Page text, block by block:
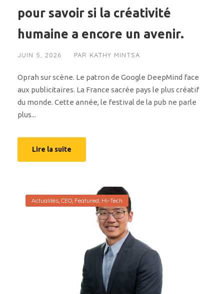
pour savoir si la créativité
humaine a encore un avenir.
JUIN 5, 2026 PAR KATHY MINTSA
Oprah sur scène. Le patron de Google DeepMind face
aux publicitaires. La France sacrée pays le plus créatif
du monde. Cette année, le festival de la pub ne parle
plus...
Lire la suite
Actualités, CEO, Featured, Hi-Tech